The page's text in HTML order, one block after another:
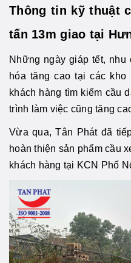
Thông tin kỹ thuật
tấn 13m giao tại
Những ngày giáp tết, nhu
hóa tăng cao tại các
khách hàng tìm kiếm cầu
trình làm việc cũng tăng
Vừa qua, Tân Phát đã
hoàn thiện sản phẩm cầu
khách hàng tại KCN Phố